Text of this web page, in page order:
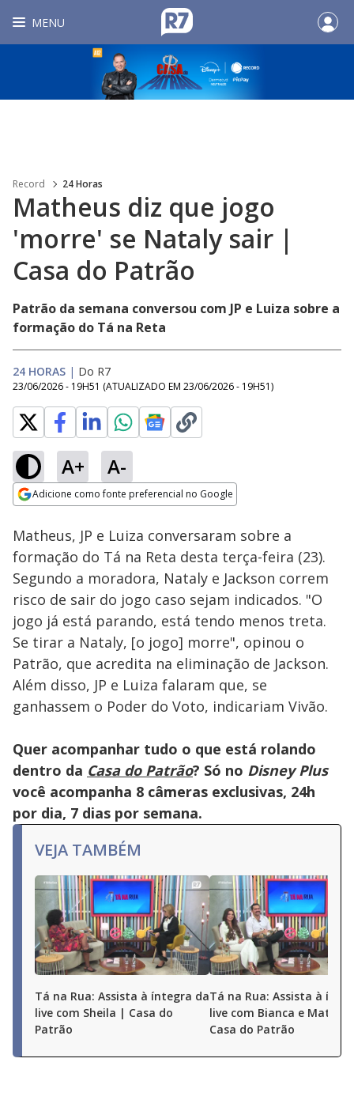
MENU
Record 24 Horas
Matheus diz que jogo
'morre' se Nataly sair |
Casa do Patrão
Patrão da semana conversou com JP e Luiza sobre a
formação do Tá na Reta
24 HORAS | Do R7
23/06/2026 - 19H51 (ATUALIZADO EM 23/06/2026 - 19H51)
A+ A-
Adicione como fonte preferencial no Google
Ativar
Loaded
27.94%
Matheus, JP e Luiza conversaram sobre a
formação do Tá na Reta desta terça-feira (23).
Segundo a moradora, Nataly e Jackson correm
risco de sair do jogo caso sejam indicados. "O
jogo já está parando, está tendo menos treta.
Se tirar a Nataly, [o jogo] morre", opinou o
Patrão, que acredita na eliminação de Jackson.
Além disso, JP e Luiza falaram que, se
ganhassem o Poder do Voto, indicariam Vivão.
Quer acompanhar tudo o que está rolando
dentro da Casa do Patrão? Só no Disney Plus
você acompanha 8 câmeras exclusivas, 24h
por dia, 7 dias por semana.
VEJA TAMBÉM
Tá na Rua: Assista à íntegra da
live com Sheila | Casa do
Patrão
Tá na Rua: Assista à
live com Bianca e
Casa do Patrão